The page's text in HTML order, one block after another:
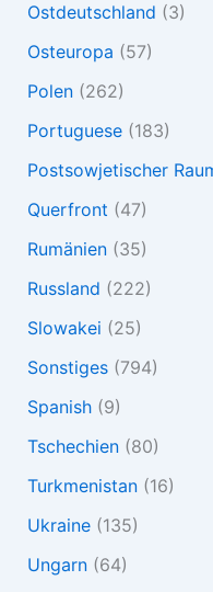
Ostdeutschland (3)
Osteuropa (57)
Polen(262)
Portuguese(183)
Postsowjetischer
Querfront (47)
Rumänien(35)
Russland (222)
Slowakei (25)
Sonstiges(794)
Spanish(9)
Tschechien(80)
Turkmenistan(16)
Ukraine(135)
Ungarn(64)